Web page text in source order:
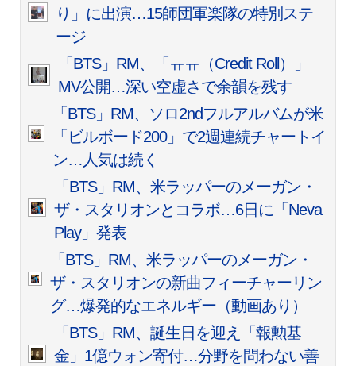
り」に出演…15師団軍楽隊の特別ステ
ージ
「BTS」RM、「ㅠㅠ（Credit Roll）」
MV公開…深い空虚さで余韻を残す
「BTS」RM、ソロ2ndフルアルバムが米
「ビルボード200」で2週連続チャートイ
ン…人気は続く
「BTS」RM、米ラッパーのメーガン・
ザ・スタリオンとコラボ…6日に「Neva
Play」発表
「BTS」RM、米ラッパーのメーガン・
ザ・スタリオンの新曲フィーチャーリン
グ…爆発的なエネルギー（動画あり）
「BTS」RM、誕生日を迎え「報勲基
金」1億ウォン寄付…分野を問わない善